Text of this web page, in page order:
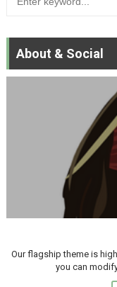
About & Social
Our flagship theme is
you can